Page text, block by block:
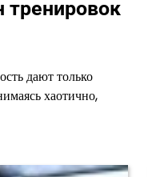
тренировок
дают только
хаотично,